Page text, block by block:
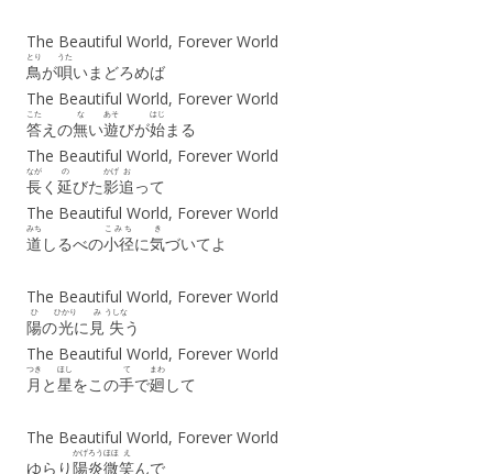
The Beautiful World, Forever World
鳥
とり
が唄
うた
いまどろめば
The Beautiful World, Forever World
答
こた
えの無
な
い遊
あそ
びが始
はじ
まる
The Beautiful World, Forever World
長
なが
く 延
の
びた影
かげ
追
お
って
The Beautiful World, Forever World
道
みち
しるべの小径
こみち
に気
き
づいてよ
The Beautiful World, Forever World
陽
ひ
の光
ひかり
に 見
み
失
うしな
う
The Beautiful World, Forever World
月
つき
と星
ほし
をこの手
て
で廻
まわ
して
The Beautiful World, Forever World
ゆらり陽炎
かげろう
微
ほほ
笑
え
んで